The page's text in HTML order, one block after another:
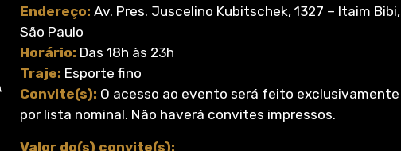
Endereço: Av. Pres. Juscelino Kubitschek, 1327 – Itaim Bibi,
São Paulo
Horário: Das 18h às 23h
Traje: Esporte fino
Convite(s): O acesso ao evento será feito exclusivamente
por lista nominal. Não haverá convites impressos.
Valor do(s) convite(s):